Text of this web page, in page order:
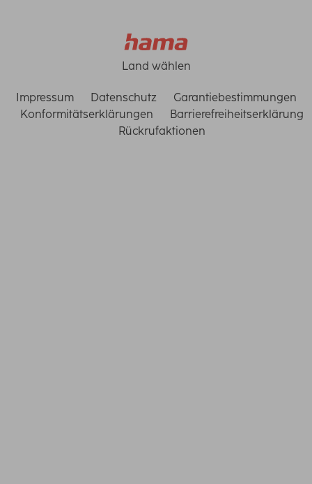
Land wählen
Impressum Datenschutz
Garantiebestimmungen
Konformitätserklärungen
Barrierefreiheitserklärung
Rückrufaktionen